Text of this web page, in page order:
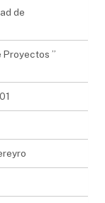
de
Proyectos ”